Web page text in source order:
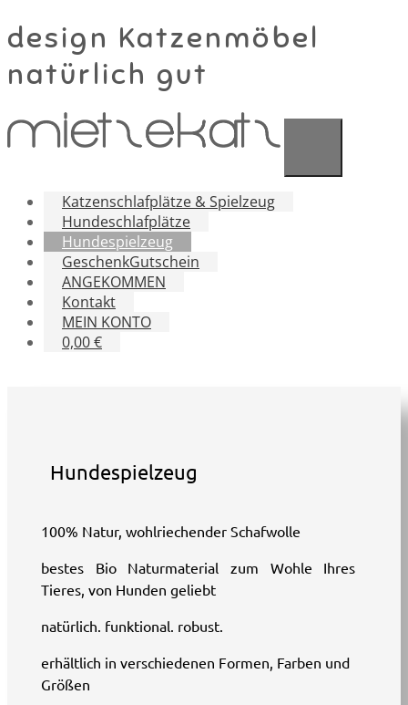
design Katzenmöbel
natürlich gut
Katzenschlafplätze & Spielzeug
Hundeschlafplätze
Hundespielzeug
GeschenkGutschein
ANGEKOMMEN
Kontakt
MEIN KONTO
0,00 €
Hundespielzeug
100% Natur, wohlriechender Schafwolle
bestes Bio Naturmaterial zum Wohle Ihres
Tieres, von Hunden geliebt
natürlich. funktional. robust.
erhältlich in verschiedenen Formen, Farben und
Größen